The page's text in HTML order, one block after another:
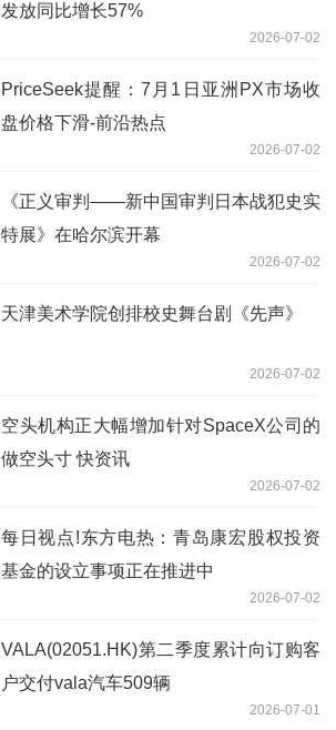
发放同比增长57%
2026-07-02
PriceSeek提醒：7月1日亚洲PX市场收
盘价格下滑-前沿热点
2026-07-02
《正义审判——新中国审判日本战犯史实
特展》在哈尔滨开幕
2026-07-02
天津美术学院创排校史舞台剧《先声》
2026-07-02
空头机构正大幅增加针对SpaceX公司的
做空头寸 快资讯
2026-07-02
每日视点!东方电热：青岛康宏股权投资
基金的设立事项正在推进中
2026-07-02
VALA(02051.HK)第二季度累计向订购客
户交付vala汽车509辆
2026-07-01